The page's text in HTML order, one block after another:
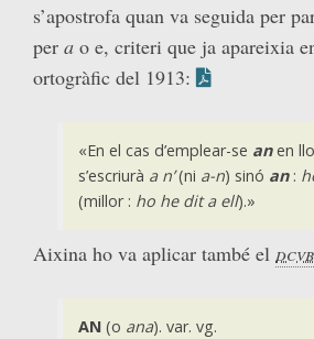
s’apostrofa quan va seguida per
per a o e, criteri que ja apareixia
ortogràfic del 1913:
«En el cas d’emplear-se anen
s’escriurà a n’(ni a-n) sinó an:
(millor : ho he dit a ell).»
Aixina ho va aplicar també el dcvb
AN (o ana). var. vg.